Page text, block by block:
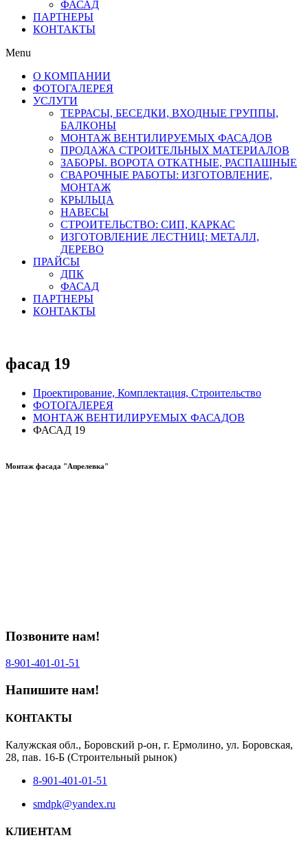
ФАСАД
ПАРТНЕРЫ
КОНТАКТЫ
Menu
О КОМПАНИИ
ФОТОГАЛЕРЕЯ
УСЛУГИ
ТЕРРАСЫ, БЕСЕДКИ, ВХОДНЫЕ ГРУППЫ,
БАЛКОНЫ
МОНТАЖ ВЕНТИЛИРУЕМЫХ ФАСАДОВ
ПРОДАЖА СТРОИТЕЛЬНЫХ МАТЕРИАЛОВ
ЗАБОРЫ. ВОРОТА ОТКАТНЫЕ, РАСПАШНЫЕ
СВАРОЧНЫЕ РАБОТЫ: ИЗГОТОВЛЕНИЕ,
МОНТАЖ
КРЫЛЬЦА
НАВЕСЫ
СТРОИТЕЛЬСТВО: СИП, КАРКАС
ИЗГОТОВЛЕНИЕ ЛЕСТНИЦ: МЕТАЛЛ,
ДЕРЕВО
ПРАЙСЫ
ДПК
ФАСАД
ПАРТНЕРЫ
КОНТАКТЫ
фасад 19
Проектирование, Комплектация, Строительство
ФОТОГАЛЕРЕЯ
МОНТАЖ ВЕНТИЛИРУЕМЫХ ФАСАДОВ
ФАСАД 19
Монтаж фасада "Апрелевка"
Позвоните нам!
8-901-401‑01‑51‬
Напишите нам!
КОНТАКТЫ
Калужская обл., Боровский р-он, г. Ермолино, ул. Боровская,
28, пав. 16-Б (Строительный рынок)
8-901-401-01-51
smdpk@yandex.ru
КЛИЕНТАМ